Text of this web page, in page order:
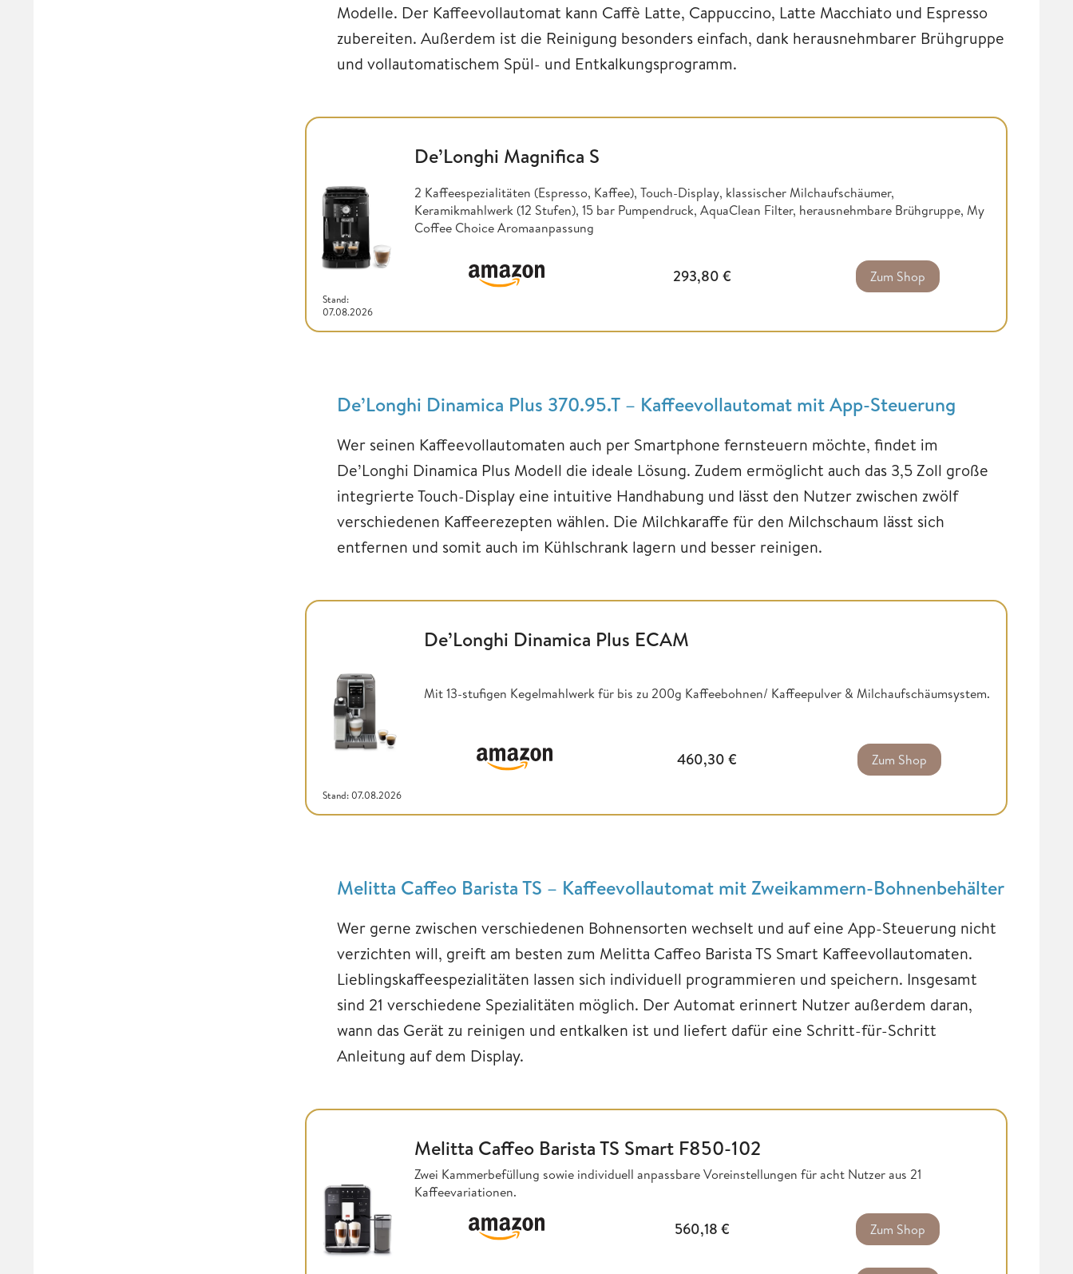
Modelle. Der Kaffeevollautomat kann Caffè Latte, Cappuccino, Latte Macchiato und Espresso
zubereiten. Außerdem ist die Reinigung besonders einfach, dank herausnehmbarer Brühgruppe
und vollautomatischem Spül- und Entkalkungsprogramm.
Stand:
07.08.2026
De’Longhi Magnifica S
2 Kaffeespezialitäten (Espresso, Kaffee), Touch-Display, klassischer Milchaufschäumer,
Keramikmahlwerk (12 Stufen), 15 bar Pumpendruck, AquaClean Filter, herausnehmbare Brühgruppe, My
Coffee Choice Aromaanpassung
293,80 € Zum Shop
De’Longhi Dinamica Plus 370.95.T – Kaffeevollautomat mit App-Steuerung
Wer seinen Kaffeevollautomaten auch per Smartphone fernsteuern möchte, findet im
De’Longhi Dinamica Plus Modell die ideale Lösung. Zudem ermöglicht auch das 3,5 Zoll große
integrierte Touch-Display eine intuitive Handhabung und lässt den Nutzer zwischen zwölf
verschiedenen Kaffeerezepten wählen. Die Milchkaraffe für den Milchschaum lässt sich
entfernen und somit auch im Kühlschrank lagern und besser reinigen.
Stand: 07.08.2026
De’Longhi Dinamica Plus ECAM
Mit 13-stufigen Kegelmahlwerk für bis zu 200g Kaffeebohnen/ Kaffeepulver & Milchaufschäumsystem.
460,30 € Zum Shop
Melitta Caffeo Barista TS – Kaffeevollautomat mit Zweikammern-Bohnenbehälter
Wer gerne zwischen verschiedenen Bohnensorten wechselt und auf eine App-Steuerung nicht
verzichten will, greift am besten zum Melitta Caffeo Barista TS Smart Kaffeevollautomaten.
Lieblingskaffeespezialitäten lassen sich individuell programmieren und speichern. Insgesamt
sind 21 verschiedene Spezialitäten möglich. Der Automat erinnert Nutzer außerdem daran,
wann das Gerät zu reinigen und entkalken ist und liefert dafür eine Schritt-für-Schritt
Anleitung auf dem Display.
Melitta Caffeo Barista TS Smart F850-102
Zwei Kammerbefüllung sowie individuell anpassbare Voreinstellungen für acht Nutzer aus 21
Kaffeevariationen.
560,18€ Zum Shop